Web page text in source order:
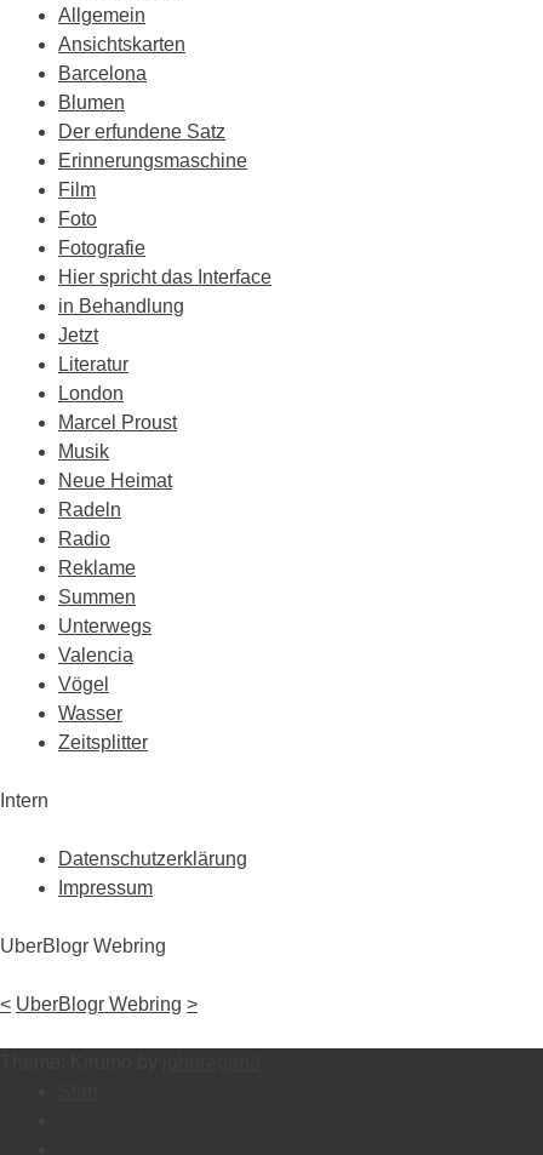
Allgemein
Ansichtskarten
Barcelona
Blumen
Der erfundene Satz
Erinnerungsmaschine
Film
Foto
Fotografie
Hier spricht das Interface
in Behandlung
Jetzt
Literatur
London
Marcel Proust
Musik
Neue Heimat
Radeln
Radio
Reklame
Summen
Unterwegs
Valencia
Vögel
Wasser
Zeitsplitter
Intern
Datenschutzerklärung
Impressum
UberBlogr Webring
< UberBlogr Webring >